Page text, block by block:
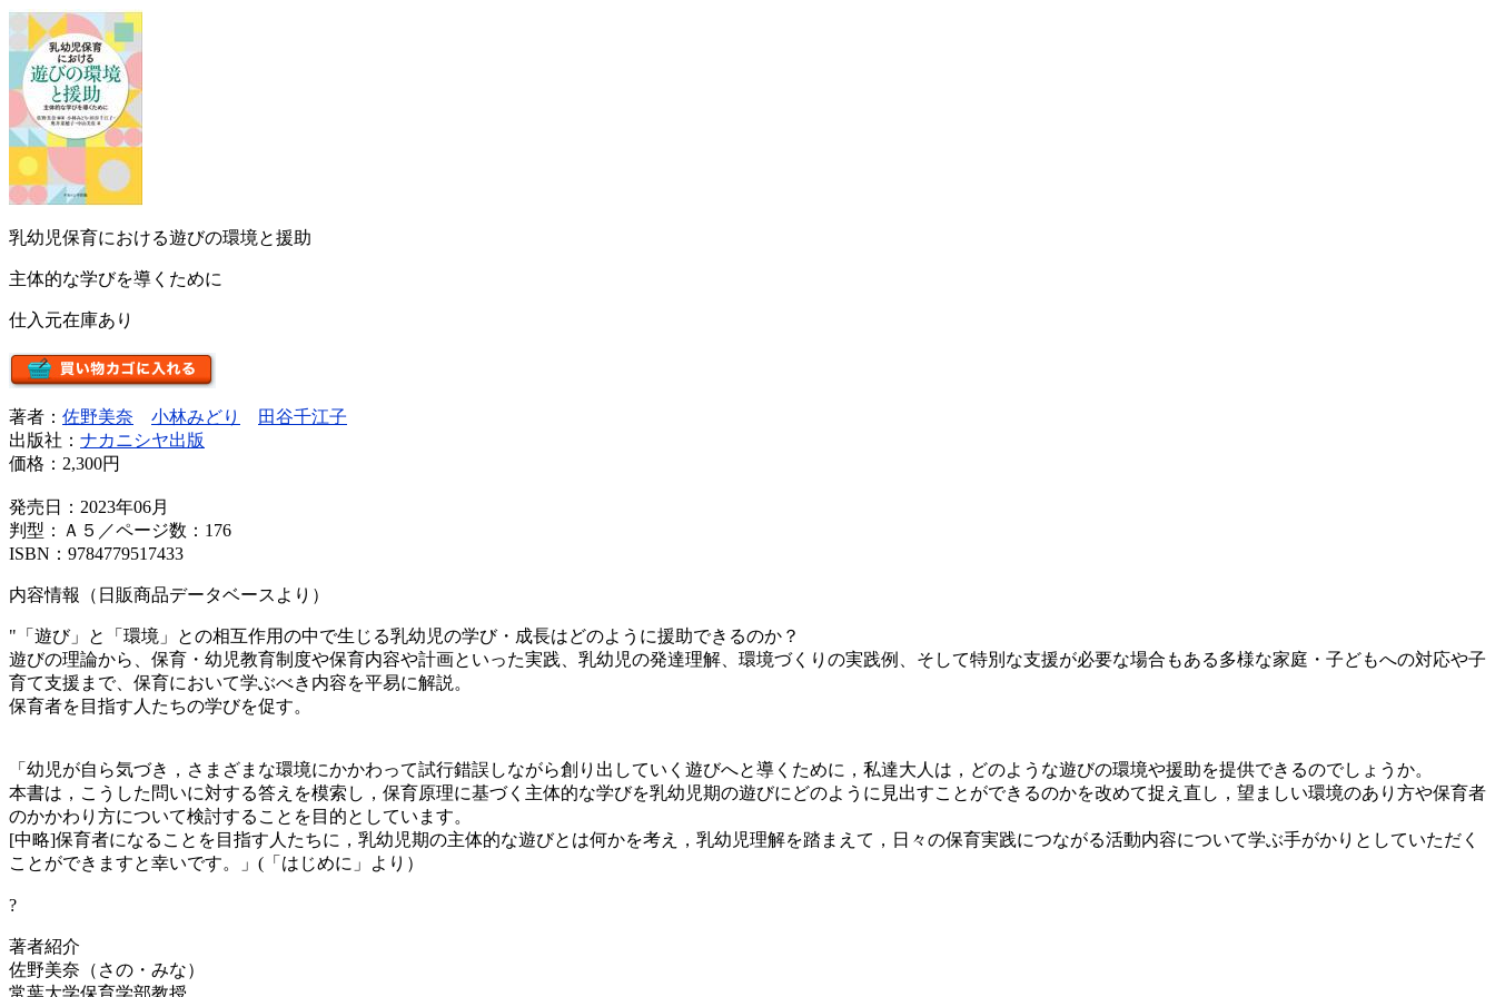
乳幼児保育における遊びの環境と援助
主体的な学びを導くために
仕入元在庫あり
著者： 佐野美奈 小林みどり
田谷千江子
出版社： ナカニシヤ出版
価格： 2,300円
発売日：2023年06月
判型：Ａ５／ページ数：176
ISBN：9784779517433
内容情報（日販商品データベースより）
"「遊び」と「環境」との相互作用の中で生じる乳幼児の学び・成長はどのように援助できるのか？
遊びの理論から、保育・幼児教育制度や保育内容や計画といった実践、乳幼児の発達理解、環境づくりの実践例、そして特別な支援が必要な場合もある多様な家庭・子どもへの対応や子
育て支援まで、保育において学ぶべき内容を平易に解説。
保育者を目指す人たちの学びを促す。
「幼児が自ら気づき，さまざまな環境にかかわって試行錯誤しながら創り出していく遊びへと導くために，私達大人は，どのような遊びの環境や援助を提供できるのでしょうか。
本書は，こうした問いに対する答えを模索し，保育原理に基づく主体的な学びを乳幼児期の遊びにどのように見出すことができるのかを改めて捉え直し，望ましい環境のあり方や保育者
のかかわり方について検討することを目的としています。
[中略]保育者になることを目指す人たちに，乳幼児期の主体的な遊びとは何かを考え，乳幼児理解を踏まえて，日々の保育実践につながる活動内容について学ぶ手がかりとしていただく
ことができますと幸いです。」(「はじめに」より）
?
著者紹介
佐野美奈（さの・みな）
常葉大学保育学部教授